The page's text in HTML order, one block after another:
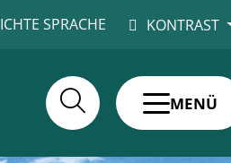
SPRACHE KONTRAST
MENÜ